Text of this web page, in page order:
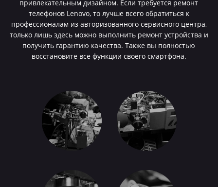
привлекательным дизайном. Если требуется ремонт
телефонов Lenovo, то лучше всего обратиться к
профессионалам из авторизованного сервисного центра,
только лишь здесь можно выполнить ремонт устройства и
получить гарантию качества. Также вы полностью
восстановите все функции своего смартфона.